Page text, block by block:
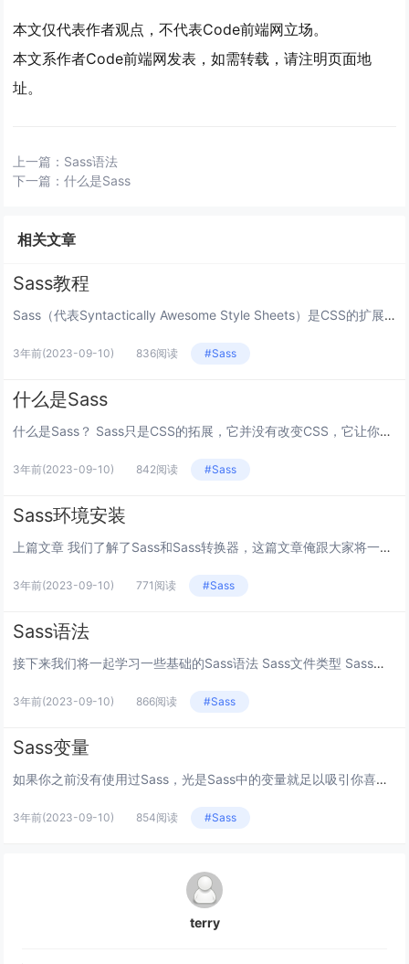
本文仅代表作者观点，不代表Code前端网立场。
本文系作者Code前端网发表，如需转载，请注明页面地
址。
上一篇： Sass语法
下一篇：什么是Sass
相关文章
Sass教程
Sass（代表Syntactically Awesome Style Sheets）是CSS的扩展。 它并没有真正改变C...
3年前(2023-09-10) 836阅读 #Sass
什么是Sass
什么是Sass？ Sass只是CSS的拓展，它并没有改变CSS，它让你写CSS变得更加快速而已。 Saas包括各种功能，...
3年前(2023-09-10) 842阅读 #Sass
Sass环境安装
上篇文章 我们了解了Sass和Sass转换器，这篇文章俺跟大家将一起学习Sass环境安装 Sass转换器使用了Ruby，...
3年前(2023-09-10) 771阅读 #Sass
Sass语法
接下来我们将一起学习一些基础的Sass语法 Sass文件类型 Sass转换器支持两种不通的文件类型：.sass和.sc...
3年前(2023-09-10) 866阅读 #Sass
Sass变量
如果你之前没有使用过Sass，光是Sass中的变量就足以吸引你喜欢上Sass了。 之前的文章中我们已经学习过为什么变量如...
3年前(2023-09-10) 854阅读 #Sass
terry